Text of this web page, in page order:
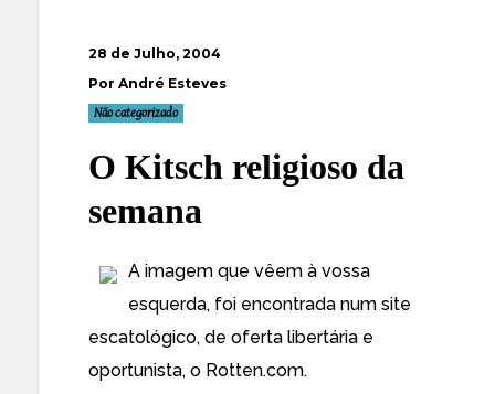
28 de Julho, 2004
Por André Esteves
Não categorizado
O Kitsch religioso da
semana
A imagem que vêem à vossa
esquerda, foi encontrada num site
escatológico, de oferta libertária e
oportunista, o Rotten.com.